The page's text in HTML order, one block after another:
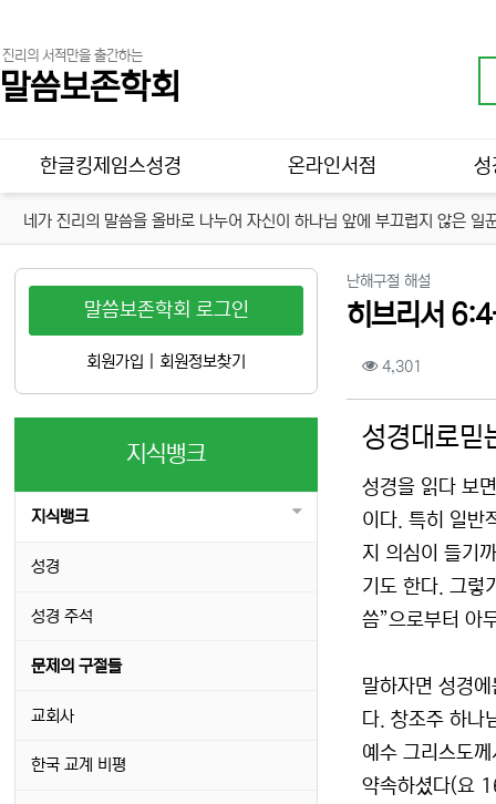
진리의 서적만을 출간하는
말씀보존학회
메인 메뉴
한글킹제임스성경 온라인서점 성
네가 진리의 말씀을 올바로 나누어 자신이 하나님 앞에 부끄럽지 않은
난해구절 해설
히브리서
컨텐츠 정보
4,301
성경대로믿
성경을 읽다 보
이다. 특히 일반
지 의심이 들기
기도 한다. 그렇
씀”으로부터 아
말하자면 성경
다. 창조주 하나
예수 그리스도
약속하셨다(요
말씀보존학회 로그인
회원가입 회원정보찾기
지식뱅크
지식뱅크
성경
성경 주석
문제의 구절들
교회사
한국 교계 비평